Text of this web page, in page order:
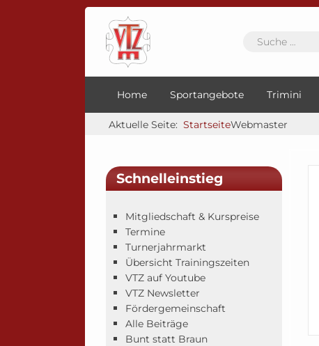
Home Sportangebote Trimini
Aktuelle Seite: StartseiteWebmaster
Schnelleinstieg
Mitgliedschaft & Kurspreise
Termine
Turnerjahrmarkt
Übersicht Trainingszeiten
VTZ auf Youtube
VTZ Newsletter
Fördergemeinschaft
Alle Beiträge
Bunt statt Braun